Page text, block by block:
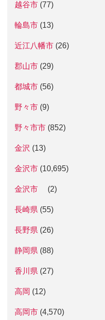
越谷市 (77)
輪島市 (13)
近江八幡市 (26)
郡山市 (29)
都城市 (56)
野々市 (9)
野々市市 (852)
金沢 (13)
金沢市 (10,695)
金沢市 (2)
長崎県 (55)
長野県 (26)
静岡県 (88)
香川県 (27)
高岡 (12)
高岡市 (4,570)